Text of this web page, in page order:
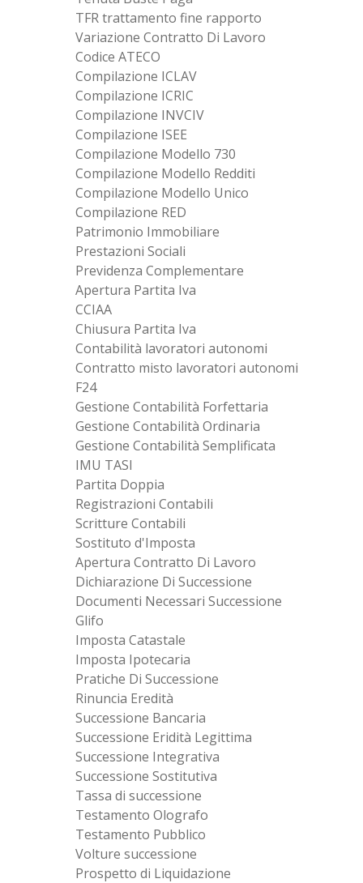
TFR trattamento fine rapporto
Variazione Contratto Di Lavoro
Codice ATECO
Compilazione ICLAV
Compilazione ICRIC
Compilazione INVCIV
Compilazione ISEE
Compilazione Modello 730
Compilazione Modello Redditi
Compilazione Modello Unico
Compilazione RED
Patrimonio Immobiliare
Prestazioni Sociali
Previdenza Complementare
Apertura Partita Iva
CCIAA
Chiusura Partita Iva
Contabilità lavoratori autonomi
Contratto misto lavoratori autonomi
F24
Gestione Contabilità Forfettaria
Gestione Contabilità Ordinaria
Gestione Contabilità Semplificata
IMU TASI
Partita Doppia
Registrazioni Contabili
Scritture Contabili
Sostituto d'Imposta
Apertura Contratto Di Lavoro
Dichiarazione Di Successione
Documenti Necessari Successione
Glifo
Imposta Catastale
Imposta Ipotecaria
Pratiche Di Successione
Rinuncia Eredità
Successione Bancaria
Successione Eridità Legittima
Successione Integrativa
Successione Sostitutiva
Tassa di successione
Testamento Olografo
Testamento Pubblico
Volture successione
Prospetto di Liquidazione